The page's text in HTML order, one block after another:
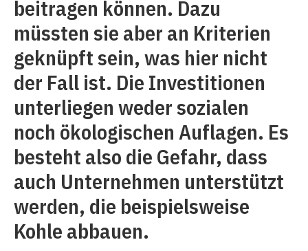
beitragen können. Dazu
müssten sie aber an Kriterien
geknüpft sein, was hier nicht
der Fall ist. Die Investitionen
unterliegen weder sozialen
noch ökologischen Auflagen. Es
besteht also die Gefahr, dass
auch Unternehmen unterstützt
werden, die beispielsweise
Kohle abbauen.